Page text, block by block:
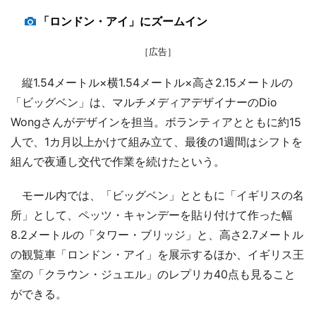
「ロンドン・アイ」にズームイン
［広告］
縦1.54メートル×横1.54メートル×高さ2.15メートルの
「ビッグベン」は、マルチメディアデザイナーのDio
Wongさんがデザインを担当。ボランティアとともに約15
人で、1カ月以上かけて組み立て、最後の1週間はシフトを
組んで夜通し交代で作業を続けたという。
モール内では、「ビッグベン」とともに「イギリスの名
所」として、ペッツ・キャンデーを貼り付けて作った幅
8.2メートルの「タワー・ブリッジ」と、高さ2.7メートル
の観覧車「ロンドン・アイ」を展示するほか、イギリス王
室の「クラウン・ジュエル」のレプリカ40点も見ること
ができる。